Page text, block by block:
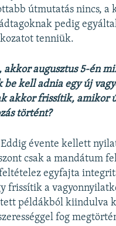
útmutatás nincs, a
pedig
tenniük.
akkor augusztus 5-én
be kell adnia egy új
akkor frissítik, amikor
történt?
évente kellett
csak a mandátum
egyfajta
frissítik a
példákból kiindulva
fog